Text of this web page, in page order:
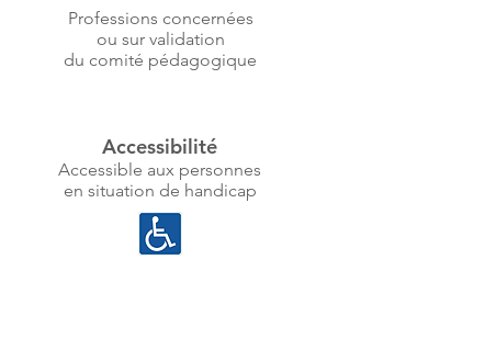
Professions concernées
ou sur validation
du comité pédagogique
Accessibilité
Accessible aux personnes
en situation de handicap